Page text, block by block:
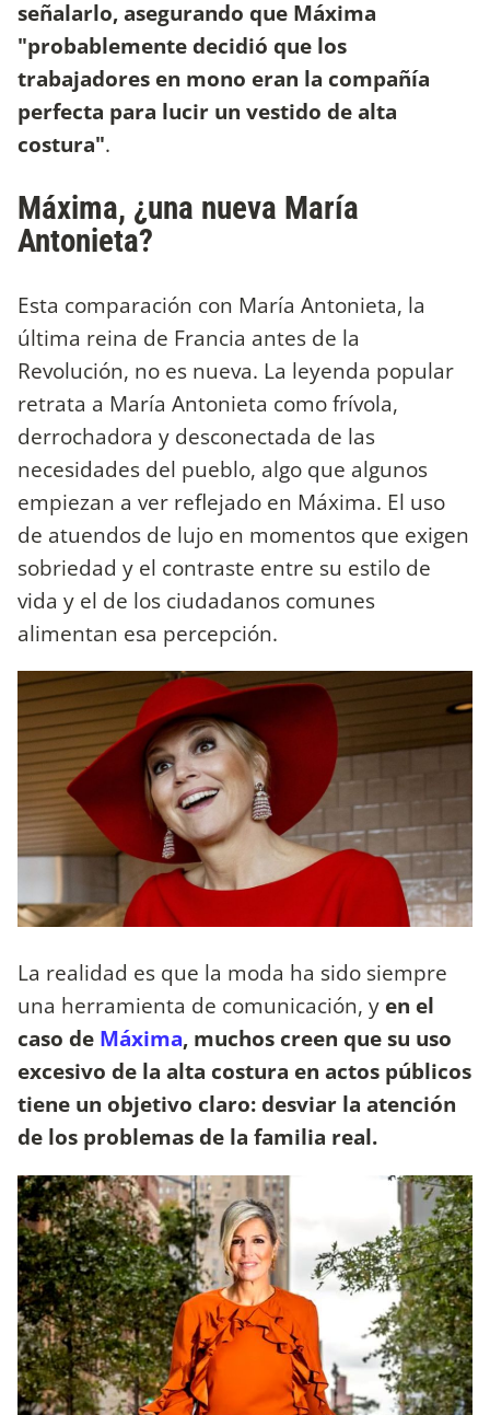
señalarlo, asegurando que Máxima
"probablemente decidió que los
trabajadores en mono eran la compañía
perfecta para lucir un vestido de alta
costura".
Máxima, ¿una nueva María
Antonieta?
Esta comparación con María Antonieta, la
última reina de Francia antes de la
Revolución, no es nueva. La leyenda popular
retrata a María Antonieta como frívola,
derrochadora y desconectada de las
necesidades del pueblo, algo que algunos
empiezan a ver reflejado en Máxima. El uso
de atuendos de lujo en momentos que exigen
sobriedad y el contraste entre su estilo de
vida y el de los ciudadanos comunes
alimentan esa percepción.
La realidad es que la moda ha sido siempre
una herramienta de comunicación, y en el
caso de Máxima, muchos creen que su uso
excesivo de la alta costura en actos públicos
tiene un objetivo claro: desviar la atención
de los problemas de la familia real.